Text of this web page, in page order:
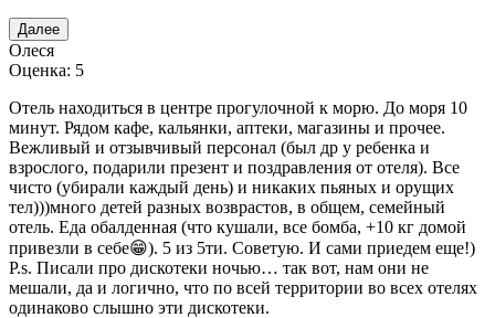
Далее
Олеся
Оценка: 5
Отель находиться в центре прогулочной к морю. До моря 10
минут. Рядом кафе, кальянки, аптеки, магазины и прочее.
Вежливый и отзывчивый персонал (был др у ребенка и
взрослого, подарили презент и поздравления от отеля). Все
чисто (убирали каждый день) и никаких пьяных и орущих
тел)))много детей разных возврастов, в общем, семейный
отель. Еда обалденная (что кушали, все бомба, +10 кг домой
привезли в себе😁). 5 из 5ти. Советую. И сами приедем еще!)
P.s. Писали про дискотеки ночью… так вот, нам они не
мешали, да и логично, что по всей территории во всех отелях
одинаково слышно эти дискотеки.